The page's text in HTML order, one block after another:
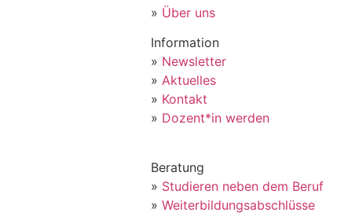
» Über uns
Information
» Newsletter
» Aktuelles
» Kontakt
» Dozent*in werden
Beratung
» Studieren neben dem Beruf
» Weiterbildungsabschlüsse